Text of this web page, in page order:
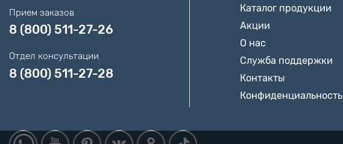
Прием заказов
8 (800) 511-27-26
Отдел консультации
8 (800) 511-27-28
Каталог продукции
Акции
О нас
Служба поддержки
Контакты
Конфиденциальность